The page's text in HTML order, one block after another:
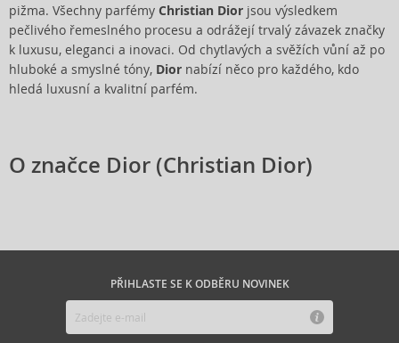
pižma. Všechny parfémy Christian Dior jsou výsledkem
pečlivého řemeslného procesu a odrážejí trvalý závazek značky
k luxusu, eleganci a inovaci. Od chytlavých a svěžích vůní až po
hluboké a smyslné tóny, Dior nabízí něco pro každého, kdo
hledá luxusní a kvalitní parfém.
O značce Dior (Christian Dior)
PŘIHLASTE SE K ODBĚRU NOVINEK